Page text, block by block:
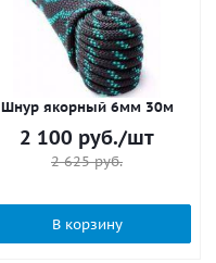
Шнур якорный 6мм 30м
2 100 руб./шт
2 625руб.
В корзину